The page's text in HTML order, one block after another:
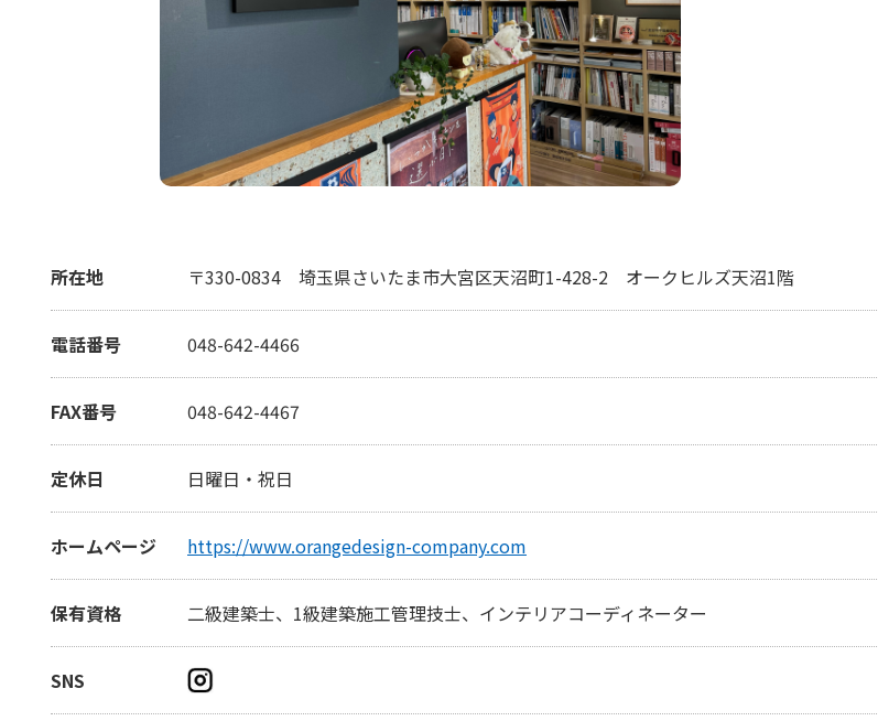
所在地 〒330-0834 埼玉県さいたま市大宮区天沼町1-428-2 オークヒルズ天沼1階
電話番号 048-642-4466
FAX番号 048-642-4467
定休日 日曜日・祝日
ホームページ https://www.orangedesign-company.com
保有資格 二級建築士、1級建築施工管理技士、インテリアコーディネーター
SNS